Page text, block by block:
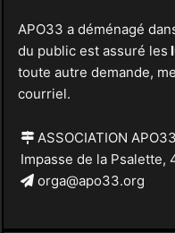
APO33 a déménagé
du public est assuré les
toute autre demande,
courriel.
ASSOCIATION APO33
Impasse de la Psalette,
orga@apo33.org